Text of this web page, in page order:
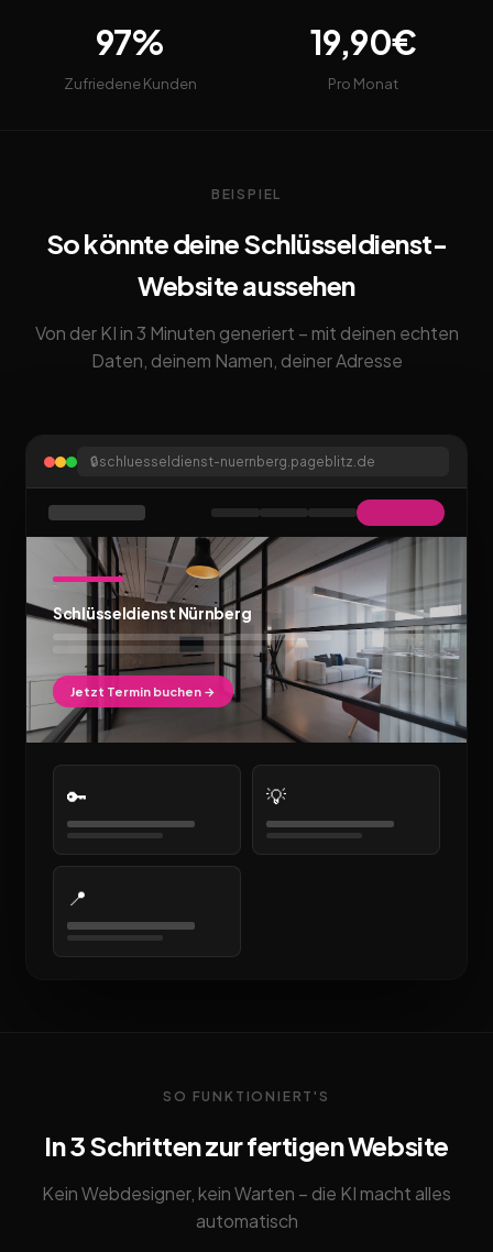
97%
Zufriedene Kunden
19,90€
Pro Monat
BEISPIEL
So könnte deine Schlüsseldienst-
Website aussehen
Von der KI in 3 Minuten generiert – mit deinen echten
Daten, deinem Namen, deiner Adresse
🔒schluesseldienst-nuernberg.pageblitz.de
Schlüsseldienst Nürnberg
Jetzt Termin buchen →
🔑 💡
📍
SO FUNKTIONIERT'S
In 3 Schritten zur fertigen Website
Kein Webdesigner, kein Warten – die KI macht alles
automatisch